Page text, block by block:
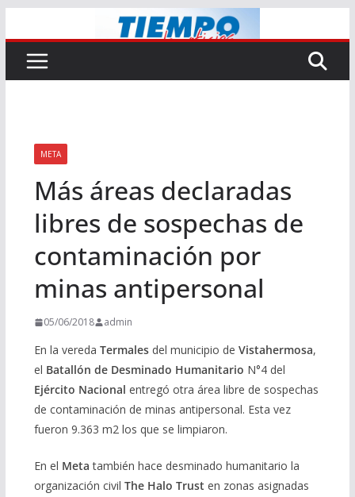
al
contenido
META
Más áreas declaradas
libres de sospechas de
contaminación por
minas antipersonal
05/06/2018 admin
En la vereda Termalesdel municipio de Vistahermosa,
el Batallón de Desminado Humanitario N°4 del
Ejército Nacional entregó otra área libre de sospechas
de contaminación de minas antipersonal. Esta vez
fueron 9.363 m2 los que se limpiaron.
En el Meta también hace desminado humanitario la
organización civil The Halo Trust en zonas asignadas